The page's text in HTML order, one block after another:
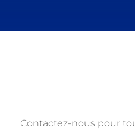
Contactez-nous pour